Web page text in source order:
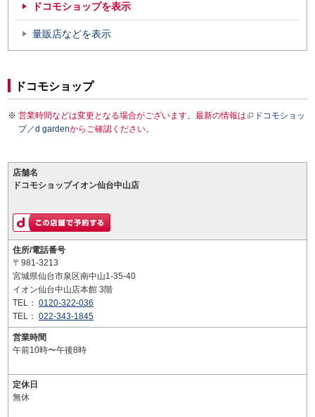
ドコモショップを表示
量販店などを表示
ドコモショップ
営業時間などは変更となる場合がございます。最新の情報は
ドコモショッ
プ／d gardenからご確認ください。
店舗名
ドコモショップイオン仙台中山店
住所/電話番号
〒981-3213
宮城県仙台市泉区南中山1-35-40
イオン仙台中山店本館 3階
TEL： 0120-322-036
TEL： 022-343-1845
営業時間
午前10時〜午後8時
定休日
無休